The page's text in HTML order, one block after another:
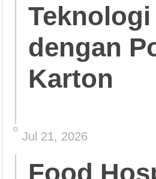
dengan
Karton
Jul 21, 2026
Food